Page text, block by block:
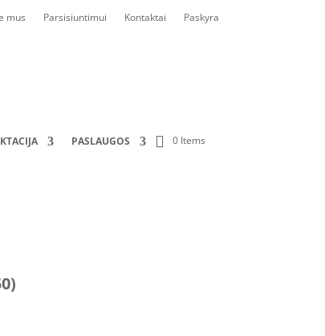
mus Parsisiuntimui Kontaktai Paskyra
PASLAUGOS 0 Items